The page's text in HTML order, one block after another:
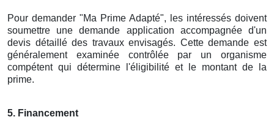
Pour demander "Ma Prime Adapté", les intéressés doivent
soumettre une demande application accompagnée d'un
devis détaillé des travaux envisagés. Cette demande est
généralement examinée contrôlée par un organisme
compétent qui détermine l'éligibilité et le montant de la
prime.
5. Financement